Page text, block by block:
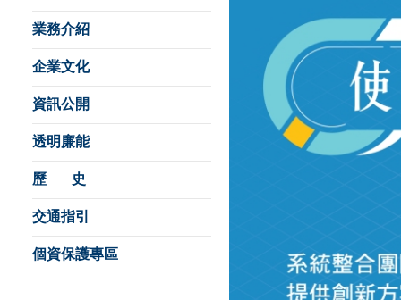
業務介紹
企業文化
資訊公開
透明廉能
歷 史
交通指引
個資保護專區